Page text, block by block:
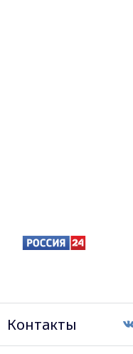
Контакты